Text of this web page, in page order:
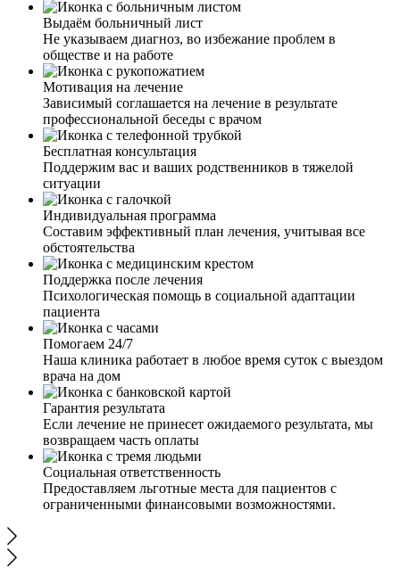
Выдаём больничный лист
Не указываем диагноз, во избежание проблем в
обществе и на работе
Мотивация на лечение
Зависимый соглашается на лечение в результате
профессиональной беседы с врачом
Бесплатная консультация
Поддержим вас и ваших родственников в тяжелой
ситуации
Индивидуальная программа
Составим эффективный план лечения, учитывая все
обстоятельства
Поддержка после лечения
Психологическая помощь в социальной адаптации
пациента
Помогаем 24/7
Наша клиника работает в любое время суток с выездом
врача на дом
Гарантия результата
Если лечение не принесет ожидаемого результата, мы
возвращаем часть оплаты
Социальная ответственность
Предоставляем льготные места для пациентов с
ограниченными финансовыми возможностями.